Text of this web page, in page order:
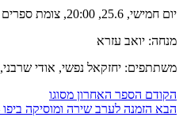
יום חמישי, 25.6, 20:00, צומת ספרים – פרוזה, דיזינגוף 163 תל אביב
מנחה: יואב עזרא
משתתפים: יחזקאל נפשי, אודי שרבני,
הקודם הספר האחרון מסוגו
הבא הזמנה לערב שירה ומוסיקה